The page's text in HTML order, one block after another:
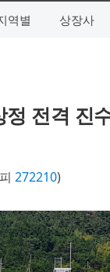
역별 상장사
전격 진
272210)